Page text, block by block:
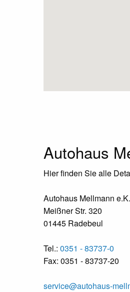
Autohaus
Hier finden Sie alle
Autohaus Mellmann e.K.
Meißner Str. 320
01445 Radebeul
Tel.: 0351 - 83737-0
Fax: 0351 - 83737-20
service@autohaus-